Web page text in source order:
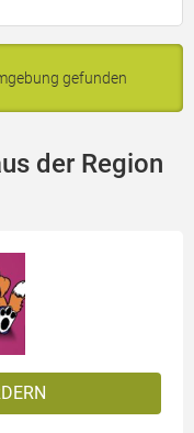
gefunden
der Region